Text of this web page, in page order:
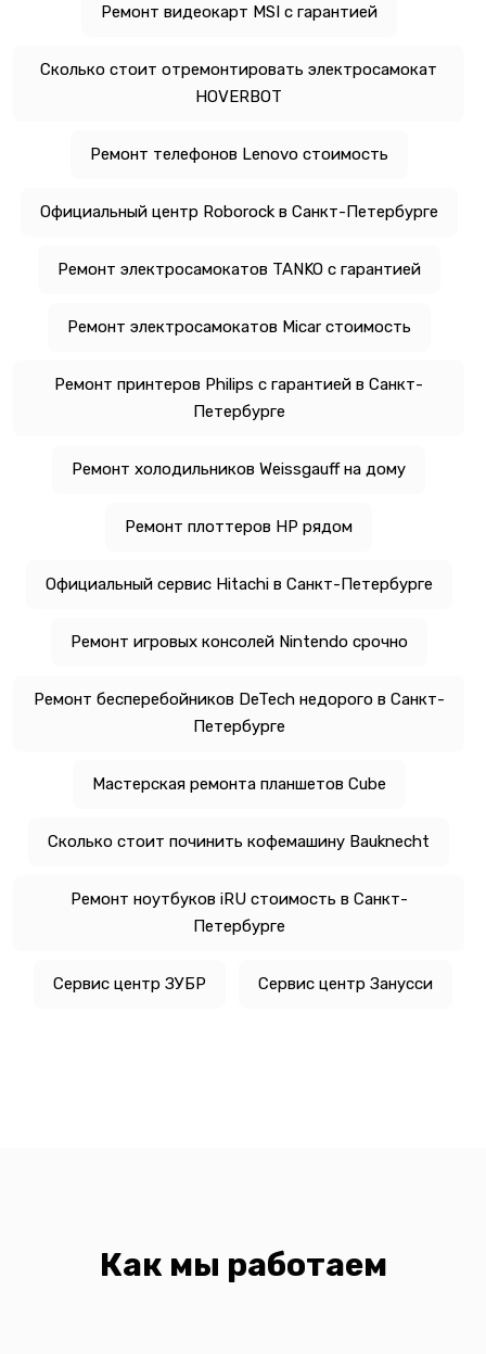
Ремонт видеокарт MSI с гарантией
Сколько стоит отремонтировать электросамокат
HOVERBOT
Ремонт телефонов Lenovo стоимость
Официальный центр Roborock в Санкт-Петербурге
Ремонт электросамокатов TANKO с гарантией
Ремонт электросамокатов Micar стоимость
Ремонт принтеров Philips с гарантией в Санкт-
Петербурге
Ремонт холодильников Weissgauff на дому
Ремонт плоттеров HP рядом
Официальный сервис Hitachi в Санкт-Петербурге
Ремонт игровых консолей Nintendo срочно
Ремонт бесперебойников DeTech недорого в Санкт-
Петербурге
Мастерская ремонта планшетов Cube
Сколько стоит починить кофемашину Bauknecht
Ремонт ноутбуков iRU стоимость в Санкт-
Петербурге
Сервис центр ЗУБР Сервис центр Занусси
Как мы работаем